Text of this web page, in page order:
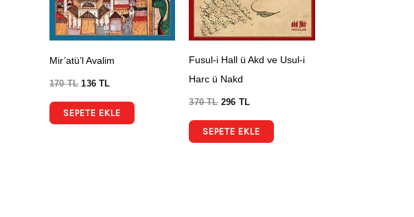
Mir’atü’l Avalim
170TL 136TL
SEPETE EKLE
Fusul-i Hall ü Akd ve Usul-i
Harc ü Nakd
370TL 296 TL
SEPETE EKLE